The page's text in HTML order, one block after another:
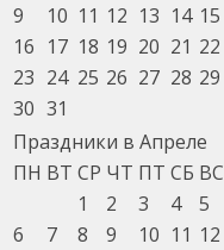
9
10 11 12 13 14 15
16 17 18 19 20 21 22
23 24 25 26 27 28 29
30 31
Праздники в Апреле
ПН ВТ СР ЧТ ПТ СБ ВС
1
2 3 4
5
6
7 8 9 10 11 12